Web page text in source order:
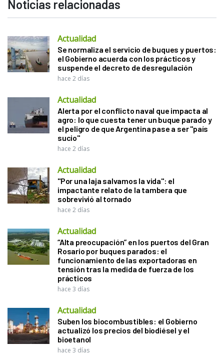
Noticias relacionadas
Actualidad
Se normaliza el servicio de buques y puertos:
el Gobierno acuerda con los prácticos y
suspende el decreto de desregulación
hace 2 días
Actualidad
Alerta por el conflicto naval que impacta al
agro: lo que cuesta tener un buque parado y
el peligro de que Argentina pase a ser "país
sucio"
hace 2 días
Actualidad
"Por una laja salvamos la vida": el
impactante relato de la tambera que
sobrevivió al tornado
hace 2 días
Actualidad
“Alta preocupación” en los puertos del Gran
Rosario por buques parados: el
funcionamiento de las exportadoras en
tensión tras la medida de fuerza de los
prácticos
hace 3 días
Actualidad
Suben los biocombustibles: el Gobierno
actualizó los precios del biodiésel y el
bioetanol
hace 3 días